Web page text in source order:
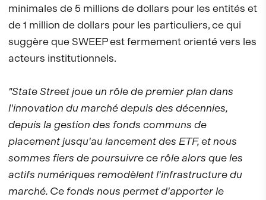
minimales de 5 millions de dollars pour les entités et
de 1 million de dollars pour les particuliers, ce qui
suggère que SWEEP est fermement orienté vers les
acteurs institutionnels.
"State Street joue un rôle de premier plan dans
l'innovation du marché depuis des décennies,
depuis la gestion des fonds communs de
placement jusqu'au lancement des ETF, et nous
sommes fiers de poursuivre ce rôle alors que les
actifs numériques remodèlent l'infrastructure du
marché. Ce fonds nous permet d'apporter le